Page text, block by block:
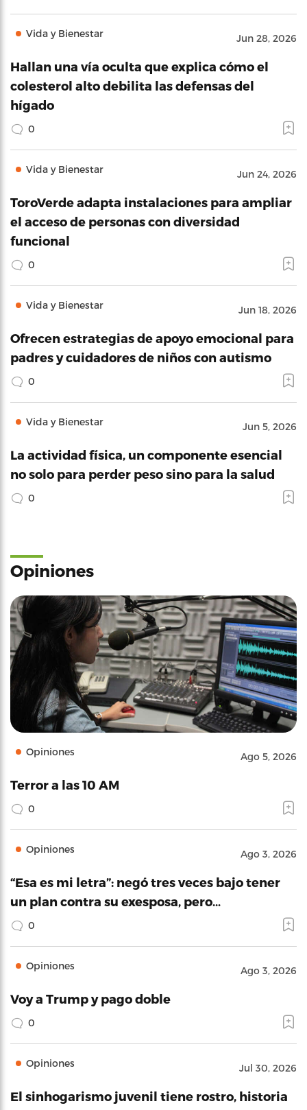
Vida y Bienestar Jun 28, 2026
Hallan una vía oculta que explica cómo el
colesterol alto debilita las defensas del
hígado
0
Vida y Bienestar Jun 24, 2026
ToroVerde adapta instalaciones para ampliar
el acceso de personas con diversidad
funcional
0
Vida y Bienestar Jun 18, 2026
Ofrecen estrategias de apoyo emocional para
padres y cuidadores de niños con autismo
0
Vida y Bienestar Jun 5, 2026
La actividad física, un componente esencial
no solo para perder peso sino para la salud
0
Opiniones
Opiniones Ago 5, 2026
Terror a las 10 AM
0
Opiniones Ago 3, 2026
“Esa es mi letra”: negó tres veces bajo tener
un plan contra su exesposa, pero…
0
Opiniones Ago 3, 2026
Voy a Trump y pago doble
0
Opiniones Jul 30, 2026
El sinhogarismo juvenil tiene rostro, historia